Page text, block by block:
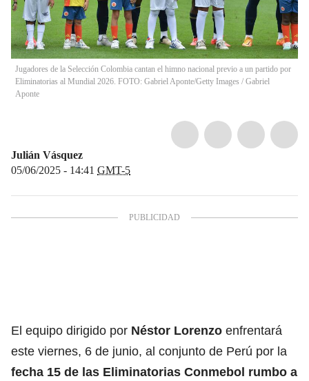
Jugadores de la Selección Colombia cantan el himno nacional previo a un partido por
Eliminatorias al Mundial 2026. FOTO: Gabriel Aponte/Getty Images / Gabriel
Aponte
Julián Vásquez
05/06/2025 - 14:41 GMT-5
El equipo dirigido por Néstor Lorenzo enfrentará
este viernes, 6 de junio, al conjunto de Perú por la
fecha 15 de las Eliminatorias Conmebol rumbo a